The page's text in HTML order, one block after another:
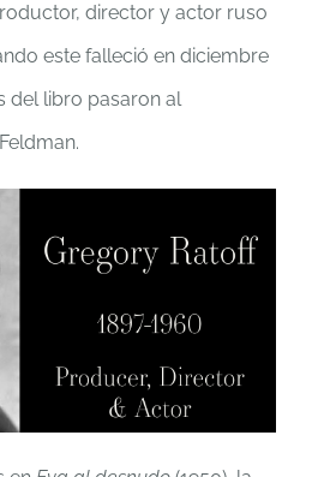
director y actor ruso
este falleció en diciembre
del libro pasaron al